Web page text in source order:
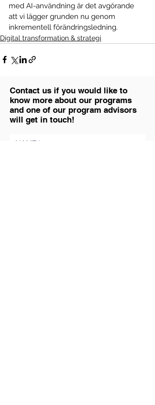
med AI-användning är det avgörande
att vi lägger grunden nu genom
inkrementell förändringsledning.
Digital transformation & strategi
Contact us if you would like to
know more about our programs
and one of our program advisors
will get in touch!
NAME